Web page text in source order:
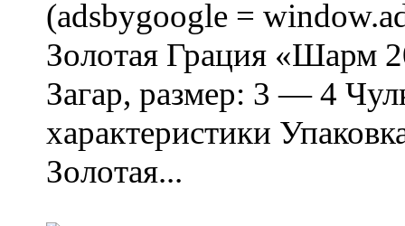
(adsbygoogle =
Золотая Грация «Шарм
Загар, размер: 3 — 4
характеристики
Золотая...